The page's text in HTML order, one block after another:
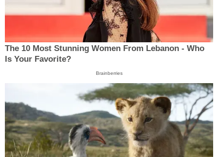
The 10 Most Stunning Women From Lebanon - Who
Is Your Favorite?
Brainberries